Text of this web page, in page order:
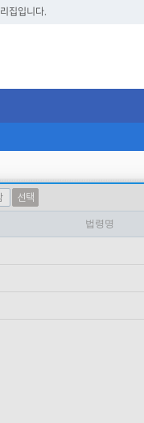
집입니다.
선택
법령명